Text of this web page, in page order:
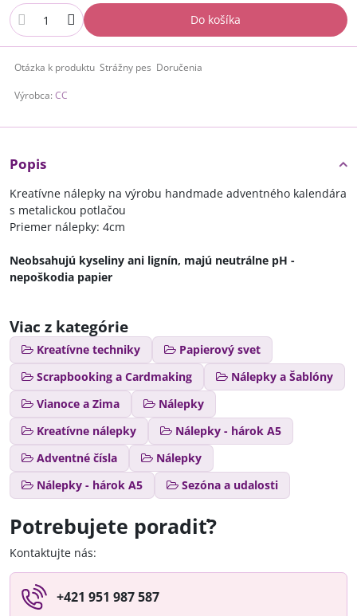
Do košíka
Otázka k produktu Strážny pes Doručenia
Výrobca: CC
Popis
Kreatívne nálepky na výrobu handmade adventného kalendára
s metalickou potlačou
Priemer nálepky: 4cm
Neobsahujú kyseliny ani lignín, majú neutrálne pH -
nepoškodia papier
Viac z kategórie
Kreatívne techniky
Papierový svet
Scrapbooking a Cardmaking
Nálepky a Šablóny
Vianoce a Zima
Nálepky
Kreatívne nálepky
Nálepky - hárok A5
Adventné čísla
Nálepky
Nálepky - hárok A5
Sezóna a udalosti
Potrebujete poradiť?
Kontaktujte nás:
+421 951 987 587